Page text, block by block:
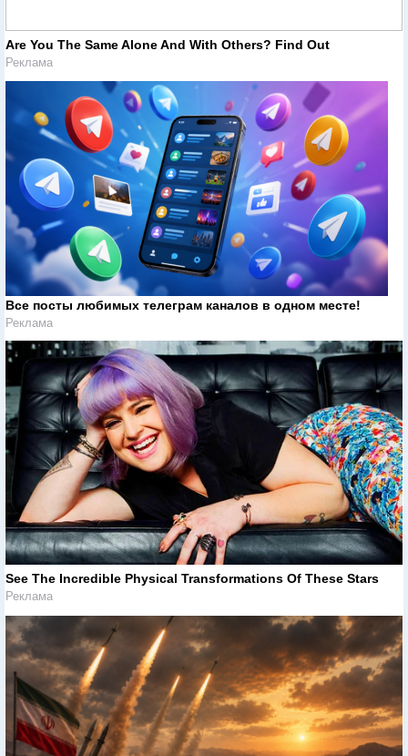
Are You The Same Alone And With Others? Find Out
Реклама
Все посты любимых телеграм каналов в одном месте!
Реклама
See The Incredible Physical Transformations Of These Stars
Реклама